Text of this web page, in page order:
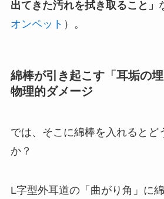
出てきた汚れを拭き取ること」
オンペット ）。
綿棒が引き起こす「耳垢の
物理的ダメージ
では、そこに綿棒を入れるとど
か？
L字型外耳道の「曲がり角」に